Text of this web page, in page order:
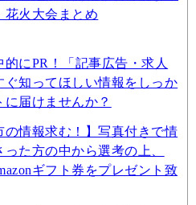
花火大会まとめ
的にPR！「記事広告・求人
ぐ知ってほしい情報をしっか
に届けませんか？
の情報求む！】写真付きで情
た方の中から選考の上、
ギフト券をプレゼント致